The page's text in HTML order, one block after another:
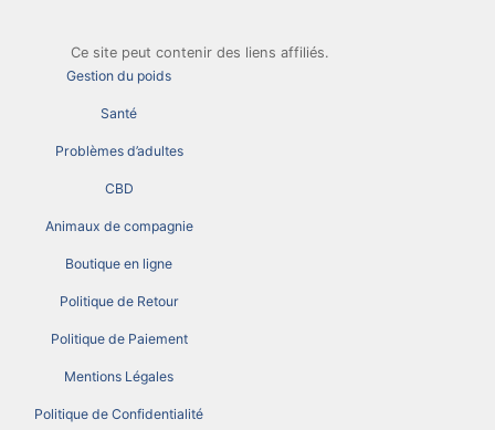
Ce site peut contenir des liens affiliés.
Gestion du poids
Santé
Problèmes d’adultes
CBD
Animaux de compagnie
Boutique en ligne
Politique de Retour
Politique de Paiement
Mentions Légales
Politique de Confidentialité